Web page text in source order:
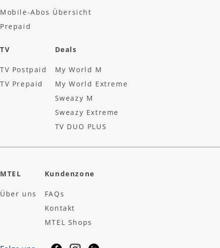
Mobile-Abos Übersicht
Prepaid
TV
TV Postpaid
TV Prepaid
Deals
My World M
My World Extreme
Sweazy M
Sweazy Extreme
TV DUO PLUS
MTEL
Über uns
Kundenzone
FAQs
Kontakt
MTEL Shops